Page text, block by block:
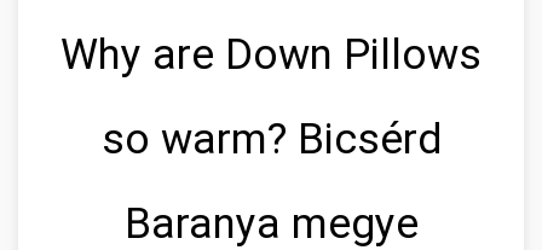
Why are Down Pillows
so warm? Bicsérd
Baranya megye